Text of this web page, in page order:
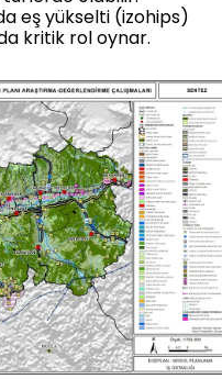
eş yükselti (izohips)
kritik rol oynar.